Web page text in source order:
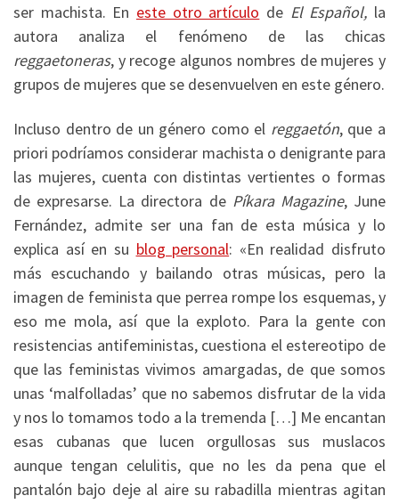
ser machista. En este otro artículo de El Español, la
autora analiza el fenómeno de las chicas
reggaetoneras, y recoge algunos nombres de mujeres y
grupos de mujeres que se desenvuelven en este género.
Incluso dentro de un género como el reggaetón, que a
priori podríamos considerar machista o denigrante para
las mujeres, cuenta con distintas vertientes o formas
de expresarse. La directora de Píkara Magazine, June
Fernández, admite ser una fan de esta música y lo
explica así en su blog personal: «En realidad disfruto
más escuchando y bailando otras músicas, pero la
imagen de feminista que perrea rompe los esquemas, y
eso me mola, así que la exploto. Para la gente con
resistencias antifeministas, cuestiona el estereotipo de
que las feministas vivimos amargadas, de que somos
unas ‘malfolladas’ que no sabemos disfrutar de la vida
y nos lo tomamos todo a la tremenda […] Me encantan
esas cubanas que lucen orgullosas sus muslacos
aunque tengan celulitis, que no les da pena que el
pantalón bajo deje al aire su rabadilla mientras agitan